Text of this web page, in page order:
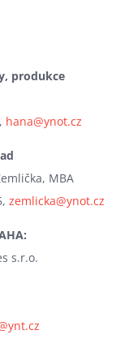
produkce
hana@ynot.cz
MBA
zemlicka@ynot.cz
:
s.r.o.